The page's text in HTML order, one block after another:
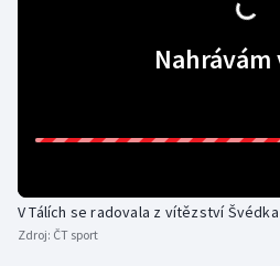
Lyže a snowboard
Olympijské hry
Nahrávám
V Tálích se radovala z vítězství
Zdroj: ČT sport